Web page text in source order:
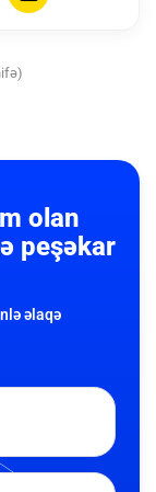
olan
peşəkar
əlaqə